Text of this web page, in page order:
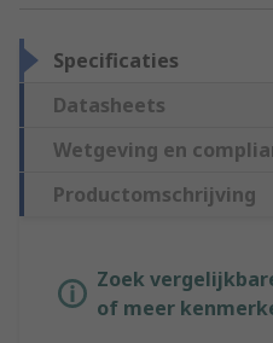
Specificaties
Datasheets
Wetgeving en
Productomschrijving
Zoek
of meer